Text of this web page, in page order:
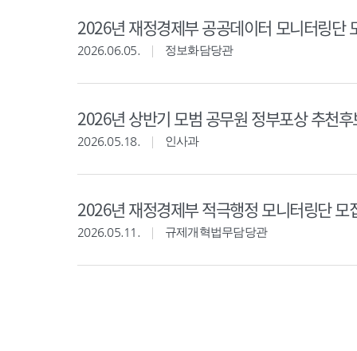
2026년 재정경제부 공공데이터 모니터링단
2026.06.05. 정보화담당관
2026년 상반기 모범 공무원 정부포상 추천
2026.05.18. 인사과
2026년 재정경제부 적극행정 모니터링단 모
2026.05.11. 규제개혁법무담당관